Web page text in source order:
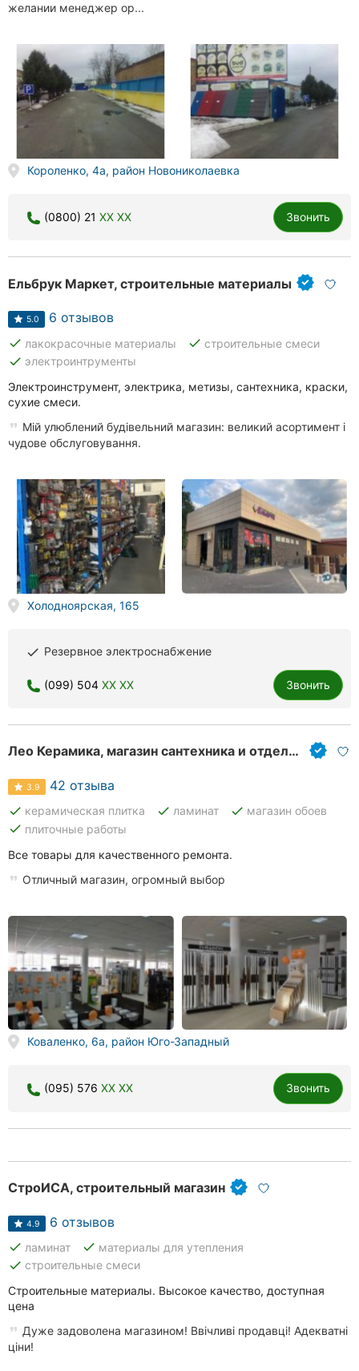
желании менеджер ор...
Короленко, 4а, район Новониколаевка
(0800) 21 XX XX Звонить
Ельбрук Маркет, строительные материалы
5.0 6 отзывов
done лакокрасочные материалы done строительные смеси
done электроинтрументы
Электроинструмент, электрика, метизы, сантехника, краски,
сухие смеси.
Мій улюблений будівельний магазин: великий асортимент і
чудове обслуговування.
Холодноярская, 165
done Резервное электроснабжение
(099) 504 XX XX Звонить
Лео Керамика, магазин сантехника и отделочных материалов
3.9 42 отзыва
done керамическая плитка done ламинат done магазин обоев
done плиточные работы
Все товары для качественного ремонта.
Отличный магазин, огромный выбор
Коваленко, 6а, район Юго-Западный
(095) 576 XX XX Звонить
СтроИСА, строительный магазин
4.9 6 отзывов
done ламинат done материалы для утепления
done строительные смеси
Строительные материалы. Высокое качество, доступная
цена
Дуже задоволена магазином! Ввічливі продавці! Адекватні
ціни!